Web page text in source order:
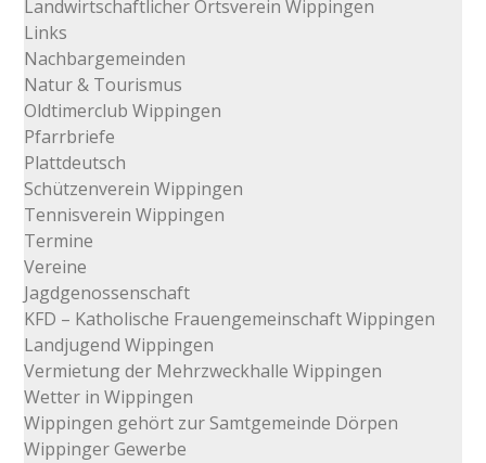
Landwirtschaftlicher Ortsverein Wippingen
Links
Nachbargemeinden
Natur & Tourismus
Oldtimerclub Wippingen
Pfarrbriefe
Plattdeutsch
Schützenverein Wippingen
Tennisverein Wippingen
Termine
Vereine
Jagdgenossenschaft
KFD – Katholische Frauengemeinschaft Wippingen
Landjugend Wippingen
Vermietung der Mehrzweckhalle Wippingen
Wetter in Wippingen
Wippingen gehört zur Samtgemeinde Dörpen
Wippinger Gewerbe